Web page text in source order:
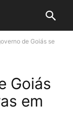
de Goiás se
Goiás
em